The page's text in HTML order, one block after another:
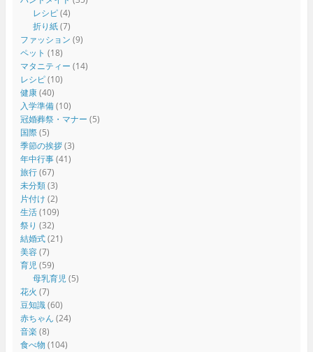
レシピ(4)
折り紙(7)
ファッション (9)
ペット (18)
マタニティー (14)
レシピ(10)
健康(40)
入学準備(10)
冠婚葬祭・マナー (5)
国際(5)
季節の挨拶(3)
年中行事(41)
旅行(67)
未分類(3)
片付け (2)
生活(109)
祭り (32)
結婚式(21)
美容(7)
育児(59)
母乳育児(5)
花火 (7)
豆知識(60)
赤ちゃん (24)
音楽 (8)
食べ物 (104)